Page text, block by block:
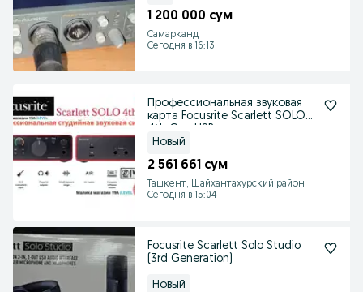
1 200 000 сум
Самарканд
Сегодня в 16:13
Профессиональная звуковая
карта Focusrite Scarlett SOLO
Новый
2 561 661 сум
Ташкент, Шайхантахурский район
Сегодня в 15:04
Focusrite Scarlett Solo Studio
(3rd Generation)
Новый